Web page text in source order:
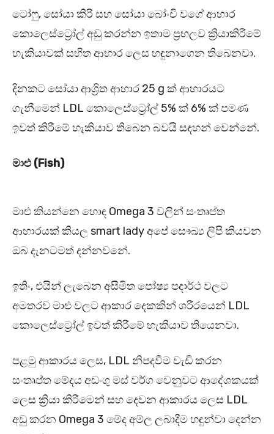
ටෝෆු, සෝයා කිරි සහ සෝයා බෝංචි වගේ ආහාර
කොලෙස්ට්‍රෝල් අඩු කරන්න ඉතාම ප්‍රභලව ක්‍රියාකිරීමේ
හැකියාවක් සහිත ආහාර ලෙස හඳුනාගෙන තිබෙනවා.
දිනකට සෝයා ආශ්‍රිත ආහාර 25 g ක් ආහාරයට
ගැනීමෙන් LDL කොලෙස්ට්‍රෝල් 5% ක් 6% ක් පමණ
ඉවත් කිරීමේ හැකියාව තිබෙන බවයි සඳහන් වෙන්නේ.
මාළු (Fish)
මාළු කියන්නෙ හොඳ Omega 3 වලින් සංතෘප්ත
ආහාරයක් කියල smart lady අපේ සෞඛ්‍ය ලිපි කියවන
ඔබ දැනටමත් දන්නවනේ.
ඉතිං, එයින් ලැබෙන අසීමිත පෝෂ්‍ය පදාර්ථ වලට
අමතරව මාළු වලට ආකාර දෙකකින් ශරීරයෙන් LDL
කොලෙස්ට්‍රෝල් ඉවත් කිරීමේ හැකියාව තියෙනවා.
පළමු ආකාරය ලෙස, LDL නිපදවීම වැඩි කරන
සංතෘප්ත මේදය අඩංගු මස් වර්ග වෙනුවට ආදේශකයක්
ලෙස ක්‍රියා කිරීමෙන් සහ දෙවන ආකාරය ලෙස LDL
අඩු කරන Omega 3 මේද අම්ල ලබාදීම හඳුන්වා දෙන්න